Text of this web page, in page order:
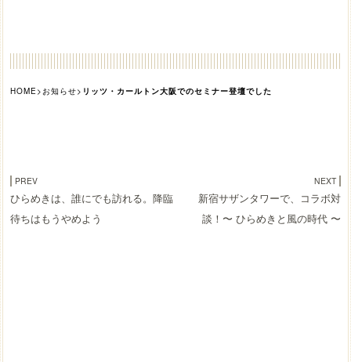
HOME>お知らせ> リッツ・カールトン大阪でのセミナー登壇でした
PREV
ひらめきは、誰にでも訪れる。降臨
待ちはもうやめよう
NEXT
新宿サザンタワーで、コラボ対
談！〜 ひらめきと風の時代 〜